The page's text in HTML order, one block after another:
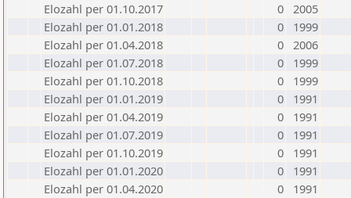
Elozahl per 01.10.2017
0 2005
Elozahl per 01.01.2018
0
1999
Elozahl per 01.04.2018
0 2006
Elozahl per 01.07.2018
0
1999
Elozahl per 01.10.2018
0
1999
Elozahl per 01.01.2019
0
1991
Elozahl per 01.04.2019
0
1991
Elozahl per 01.07.2019
0
1991
Elozahl per 01.10.2019
0
1991
Elozahl per 01.01.2020
0
1991
Elozahl per 01.04.2020
0
1991